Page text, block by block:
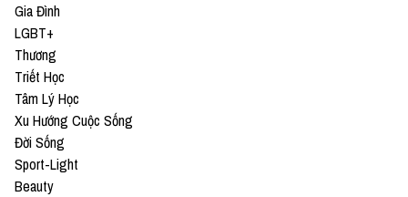
Gia Đình
LGBT+
Thương
Triết Học
Tâm Lý Học
Xu Hướng Cuộc Sống
Đời Sống
Sport-Light
Beauty